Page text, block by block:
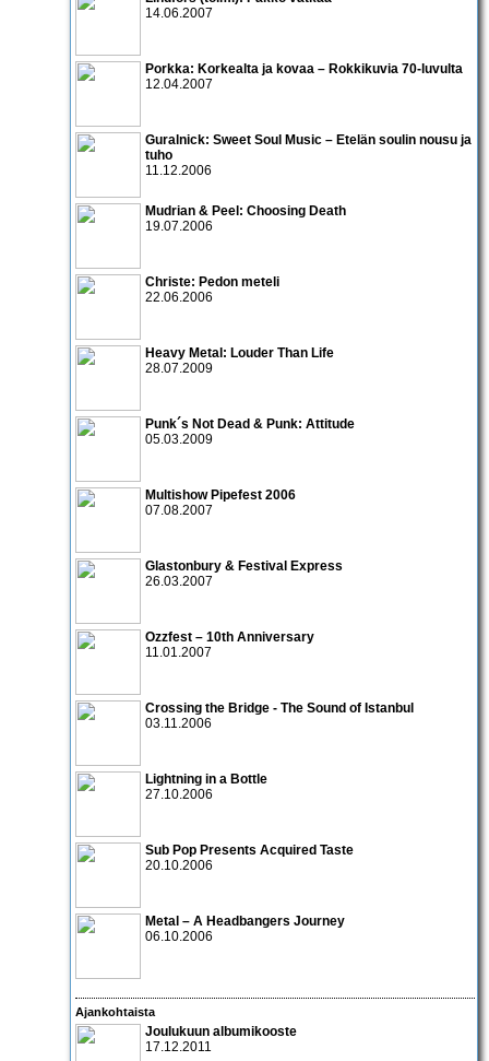
14.06.2007
Porkka: Korkealta ja kovaa – Rokkikuvia 70-luvulta
12.04.2007
Guralnick: Sweet Soul Music – Etelän soulin nousu ja
tuho
11.12.2006
Mudrian & Peel: Choosing Death
19.07.2006
Christe: Pedon meteli
22.06.2006
Heavy Metal: Louder Than Life
28.07.2009
Punk´s Not Dead & Punk: Attitude
05.03.2009
Multishow Pipefest 2006
07.08.2007
Glastonbury & Festival Express
26.03.2007
Ozzfest – 10th Anniversary
11.01.2007
Crossing the Bridge - The Sound of Istanbul
03.11.2006
Lightning in a Bottle
27.10.2006
Sub Pop Presents Acquired Taste
20.10.2006
Metal – A Headbangers Journey
06.10.2006
Ajankohtaista
Joulukuun albumikooste
17.12.2011